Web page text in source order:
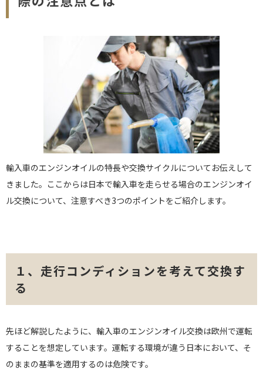
輸入車のエンジンオイルの特長や交換サイクルについてお伝えして
きました。ここからは日本で輸入車を走らせる場合のエンジンオイ
ル交換について、注意すべき3つのポイントをご紹介します。
１、走行コンディションを考えて交換す
る
先ほど解説したように、輸入車のエンジンオイル交換は欧州で運転
することを想定しています。運転する環境が違う日本において、そ
のままの基準を適用するのは危険です。